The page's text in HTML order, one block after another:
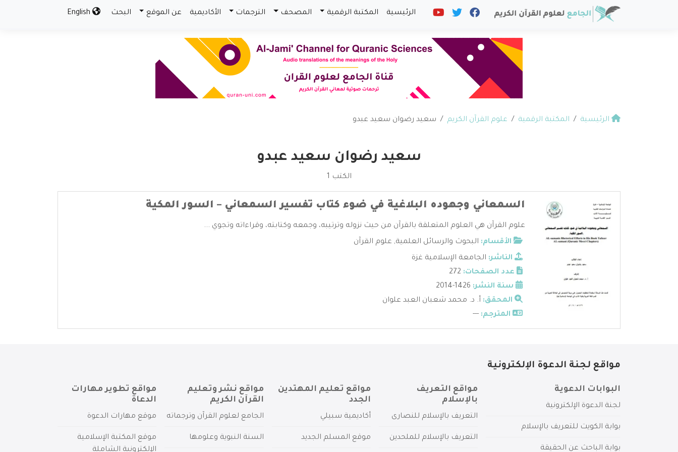
الرئيسية المكتبة الرقمية المصحف الترجمات الأكاديمية عن الموقع البحث
الرئيسية المكتبة الرقمية علوم القرآن الكريم سعيد رضوان سعيد عبدو
سعيد رضوان سعيد عبدو
الكتب 1
السمعاني وجهوده البلاغية في ضوء كتاب تفسير السمعاني – السور المكية
علوم القرآن هي العلوم المتعلقة بالقرآن من حيث نزوله وترتيبه، وجمعه وكتابته، وقراءاته وتجوي ...
الأقسام: البحوث والرسائل العلمية, علوم القرآن
الناشر: الجامعة الإسلامية غزة
عدد الصفحات:
سنة النشر:
المحقق: أ. د. محمد شعبان العبد علوان
المترجم: ---
مواقع لجنة الدعوة الإلكترونية
البوابات الدعوية
لجنة الدعوة الإلكترونية
بوابة الكويت للتعريف بالإسلام
بوابة الباحث عن الحقيقة
مواقع التعريف
بالإسلام
التعريف بالإسلام للنصارى
التعريف بالإسلام للملحدين
مواقع تعليم المهتدين
الجدد
أكاديمية سبيلي
موقع المسلم الجديد
مواقع نشر وتعليم
القرآن الكريم
الجامع لعلوم القرآن وترجماته
السنة النبوية وعلومها
مواقع تطوير مهارات
الدعاة
موقع مهارات الدعوة
موقع المكتبة الإسلامية
الإلكترونية الشاملة